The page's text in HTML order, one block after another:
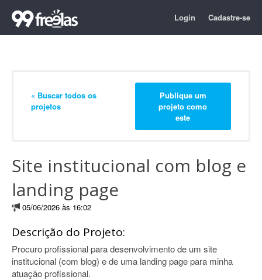
Login Cadastre-se
« Buscar todos os
projetos
Publique um
projeto como
este
Site institucional com blog e
landing page
05/06/2026 às 16:02
Descrição do Projeto:
Procuro profissional para desenvolvimento de um site
institucional (com blog) e de uma landing page para minha
atuação profissional.